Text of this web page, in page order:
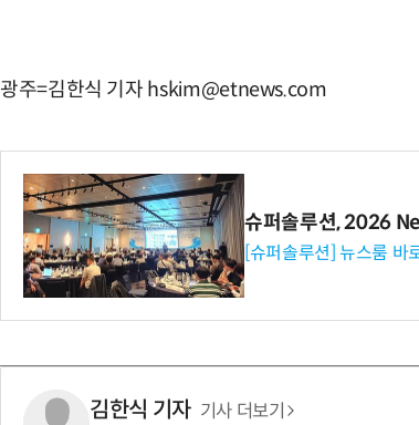
광주=김한식 기자 hskim@etnews.com
슈퍼솔루션, 2026
[슈퍼솔루션] 뉴스룸 바
김한식 기자 기사 더보기